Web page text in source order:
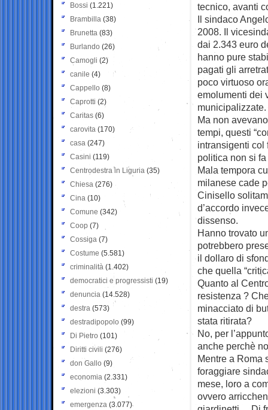
tecnico, avanti
Il sindaco
2008. Il
dai 2.343 euro
hanno pure
pagati gli
poco virtuoso
emolumenti dei
municipalizzate.
Ma non
tempi, questi
intransigenti col
politica non si
Mala tempora
milanese cade
Cinisello
d’accordo
dissenso.
Hanno trovato
potrebbero
il dollaro di
che quella
Quanto al
resistenza ?
minacciato di
stata ritirata?
No, per
anche perchè
Mentre a Roma
foraggiare
mese, loro a
ovvero
Bossi (1.221)
Brambilla (38)
Brunetta (83)
Burlando (26)
Camogli (2)
canile (4)
Cappello (8)
Caprotti (2)
Caritas (6)
carovita (170)
casa (247)
Casini (119)
Centrodestra in Liguria (35)
Chiesa (276)
Cina (10)
Comune (342)
Coop (7)
Cossiga (7)
Costume (5.581)
criminalità (1.402)
democratici e progressisti (19)
denuncia (14.528)
destra (573)
destradipopolo (99)
Di Pietro (101)
Diritti civili (276)
don Gallo (9)
economia (2.331)
elezioni (3.303)
emergenza (3.077)